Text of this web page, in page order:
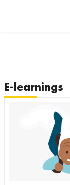
E-learnings